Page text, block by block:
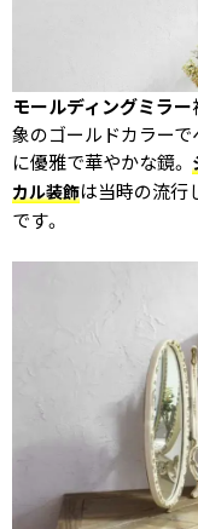
モールディングミラー
象のゴールドカラー
に優雅で華やかな鏡。
カル装飾は当時の流行
です。